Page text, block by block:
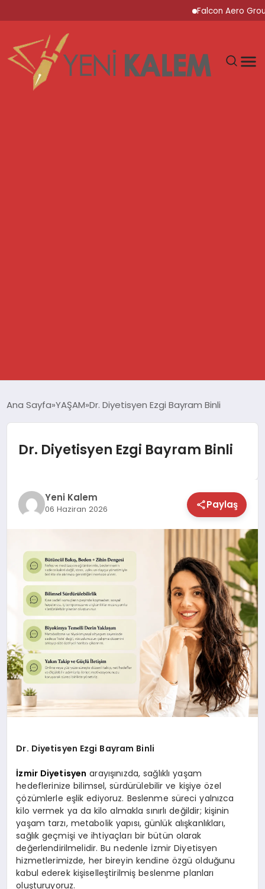
Falcon Aero Group,
SPOR
DÜNYA
YAŞAM
TEKNOLOJİ
SAĞLIK
MAGAZİN
EĞİTİM
Ana Sayfa YAŞAM Dr. Diyetisyen Ezgi Bayram Binli
Dr. Diyetisyen Ezgi Bayram Binli
Yeni Kalem
06 Haziran 2026 Paylaş
Dr. Diyetisyen Ezgi Bayram Binli
İzmir Diyetisyen arayışınızda, sağlıklı yaşam
hedeflerinize bilimsel, sürdürülebilir ve kişiye özel
çözümlerle eşlik ediyoruz. Beslenme süreci yalnızca
kilo vermek ya da kilo almakla sınırlı değildir; kişinin
yaşam tarzı, metabolik yapısı, günlük alışkanlıkları,
sağlık geçmişi ve ihtiyaçları bir bütün olarak
değerlendirilmelidir. Bu nedenle İzmir Diyetisyen
hizmetlerimizde, her bireyin kendine özgü olduğunu
kabul ederek kişiselleştirilmiş beslenme planları
oluşturuyoruz.